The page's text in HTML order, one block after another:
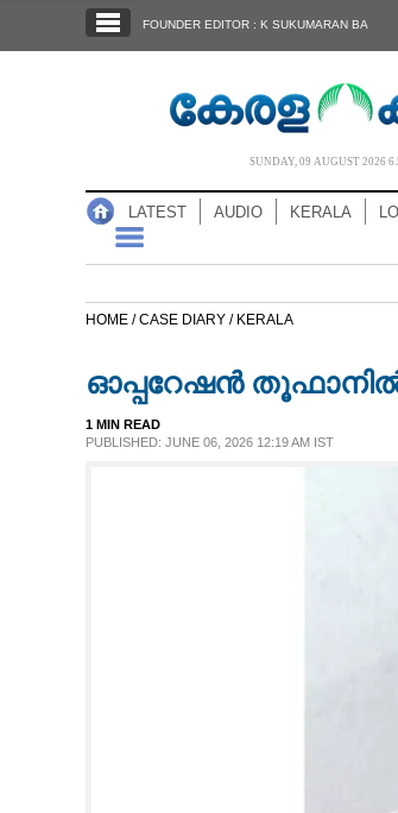
NOTIFIED NEWS
FOUNDER EDITOR : K SUKUMARAN BA
SUNDAY, 09 AUGUST 2026
LATEST AUDIO KERALA
HOME /CASE DIARY / KERALA
ഓപ്പറേഷൻ
1 MIN READ
PUBLISHED: JUNE 06, 2026 12:19 AM IST